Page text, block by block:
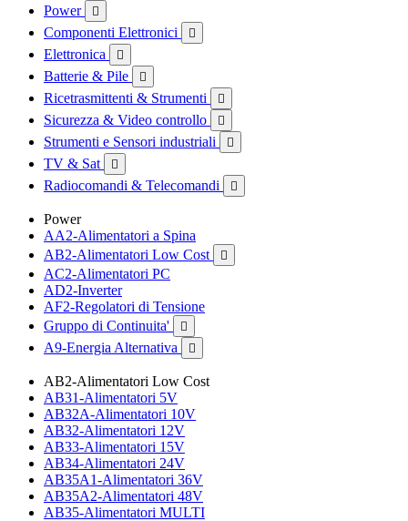
Power

Componenti Elettronici 
Elettronica 
Batterie & Pile 
Ricetrasmittenti & Strumenti 
Sicurezza & Video controllo 
Strumenti e Sensori industriali 
TV & Sat 
Radiocomandi & Telecomandi 
Power
AA2-Alimentatori a Spina
AB2-Alimentatori Low Cost

AC2-Alimentatori PC
AD2-Inverter
AF2-Regolatori di Tensione
Gruppo di Continuita'

A9-Energia Alternativa 
AB2-Alimentatori Low Cost
AB31-Alimentatori 5V
AB32A-Alimentatori 10V
AB32-Alimentatori 12V
AB33-Alimentatori 15V
AB34-Alimentatori 24V
AB35A1-Alimentatori 36V
AB35A2-Alimentatori 48V
AB35-Alimentatori MULTI